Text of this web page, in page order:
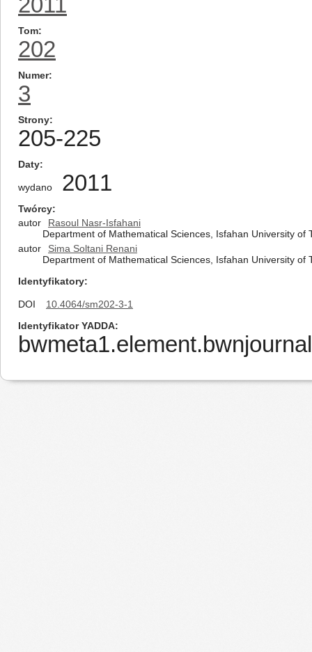
Tom
202
Numer
3
Strony
205-225
Daty
wydano 2011
Twórcy
autor
Rasoul Nasr-Isfahani
Department of Mathematical Sciences, Isfahan University of
autor
Sima Soltani Renani
Department of Mathematical Sciences, Isfahan University of
Identyfikatory
DOI
10.4064/sm202-3-1
Identyfikator YADDA